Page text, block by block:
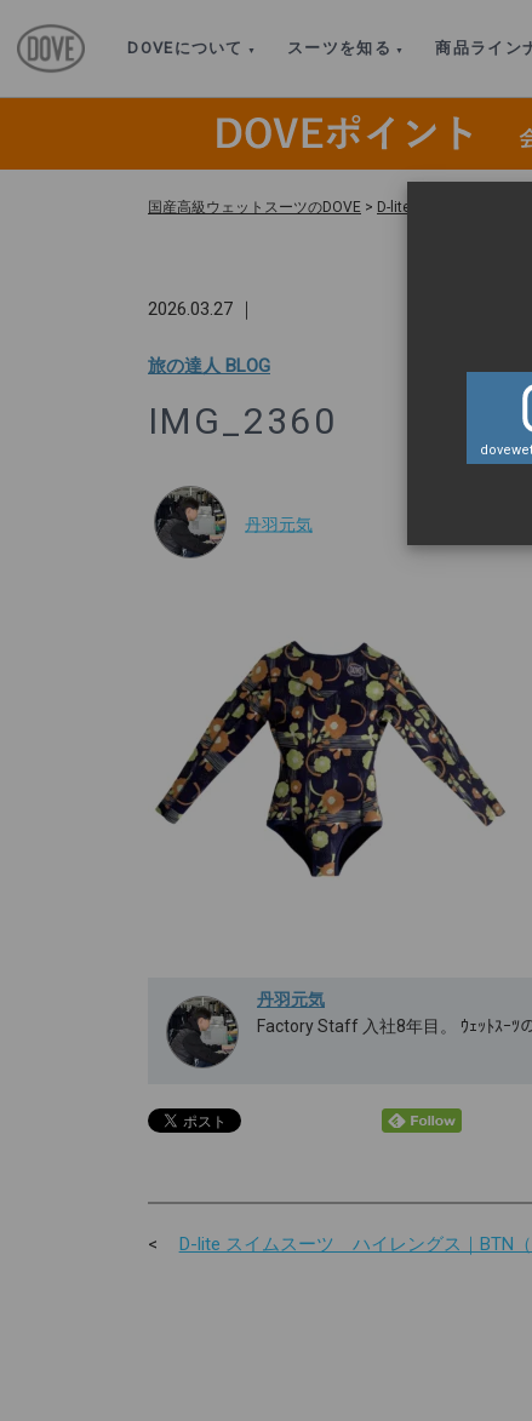
DOVEについて スーツを知る 商品ライン
国産高級ウェットスーツのDOVE > D-lite スイムスーツ ハ
2026.03.27 ｜
旅の達人 BLOG
IMG_2360
丹羽元気
丹羽元気
Factory Staff 入社8年目。 ｳｪｯﾄｽｰﾂ
D-lite スイムスーツ ハイレングス｜BTN（